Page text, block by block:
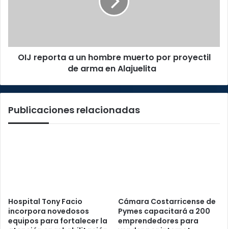
de
armaOIJ reporta a un hombre muerto por proyectil
de arma en Alajuelita
Publicaciones relacionadas
Hospital Tony Facio
incorpora novedosos
equipos para fortalecer la
Cámara Costarricense de
Pymes capacitará a 200
emprendedores para